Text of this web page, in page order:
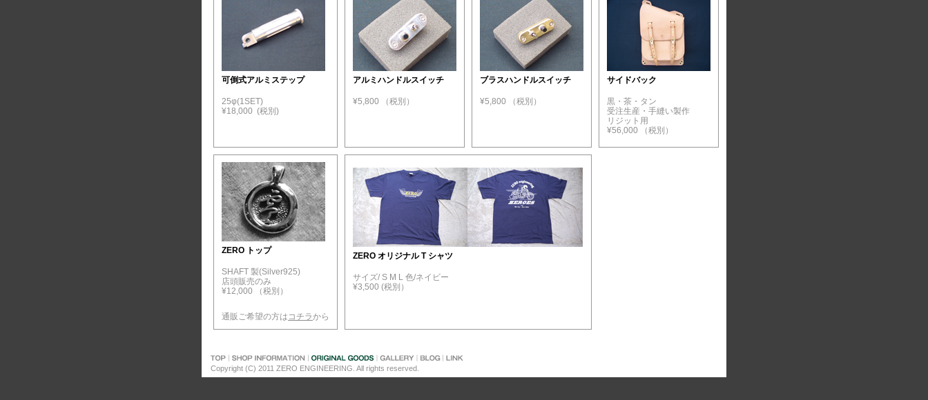
可倒式アルミステップ
25φ(1SET)
¥18,000 (税別)
アルミハンドルスイッチ
¥5,800 （税別）
ブラスハンドルスイッチ
¥5,800 （税別）
サイドバック
黒・茶・タン
受注生産・手縫い製作
リジット用
¥56,000 （税別）
ZERO トップ
SHAFT 製(Silver925)
店頭販売のみ
¥12,000 （税別）
通販ご希望の方は コチラから
ZERO オリジナル T シャツ
サイズ/ S M L 色/ネイビー
¥3,500 (税別）
Copyright (C) 2011 ZERO ENGINEERING. All rights reserved.